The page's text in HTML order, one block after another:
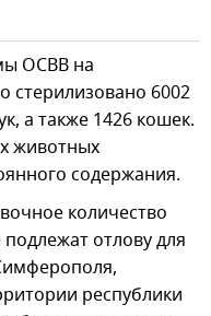
ОСВВ на
6002
а также 1426 кошек.
животных
содержания.
количество
отлову для
республики